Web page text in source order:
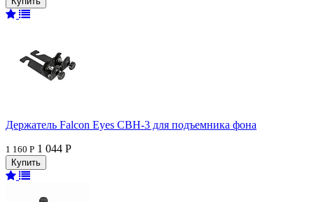
Держатель Falcon Eyes CBH-3 для подъемника фона
1 160 Р 1 044 Р